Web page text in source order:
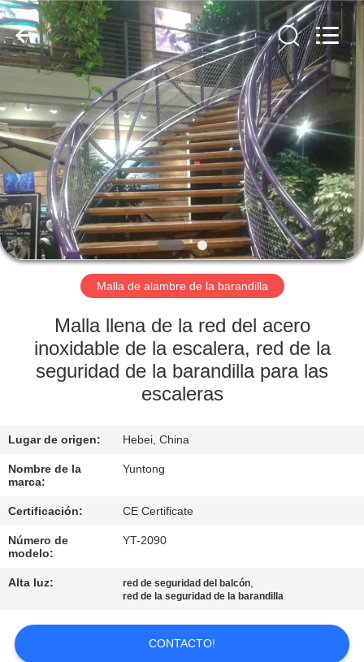
HOGAR
PRODUCTOS
SOBRE
NOSOTROS
VIAJE
FÁBRICA
CALIDAD
ÉNTRENOS
EN
CONTACTO
CON
NOTICIAS
-
2025
Anping
Yuntong
Metal
Mesh
Co.,
Rights
Reserved.
Malla de alambre de la barandilla
Malla llena de la red del acero
inoxidable de la escalera, red de la
seguridad de la barandilla para las
escaleras
Lugar de origen: Hebei, China
Nombre de la
marca:
Yuntong
Certificación: CE Certificate
Número de
modelo:
YT-2090
Alta luz: red de seguridad del balcón,
red de la seguridad de la barandilla
CONTACTO!